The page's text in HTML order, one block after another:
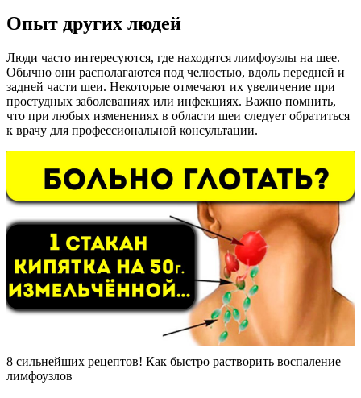
Опыт других людей
Люди часто интересуются, где находятся лимфоузлы на шее.
Обычно они располагаются под челюстью, вдоль передней и
задней части шеи. Некоторые отмечают их увеличение при
простудных заболеваниях или инфекциях. Важно помнить,
что при любых изменениях в области шеи следует обратиться
к врачу для профессиональной консультации.
8 сильнейших рецептов! Как быстро растворить воспаление
лимфоузлов